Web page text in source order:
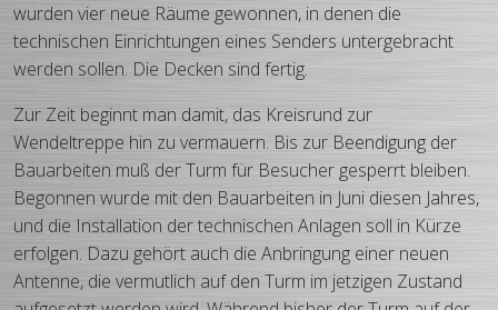
wurden vier neue Räume gewonnen, in denen die
technischen Einrichtungen eines Senders untergebracht
werden sollen. Die Decken sind fertig.
Zur Zeit beginnt man damit, das Kreisrund zur
Wendeltreppe hin zu vermauern. Bis zur Beendigung der
Bauarbeiten muß der Turm für Besucher gesperrt bleiben.
Begonnen wurde mit den Bauarbeiten in Juni diesen Jahres,
und die Installation der technischen Anlagen soll in Kürze
erfolgen. Dazu gehört auch die Anbringung einer neuen
Antenne, die vermutlich auf den Turm im jetzigen Zustand